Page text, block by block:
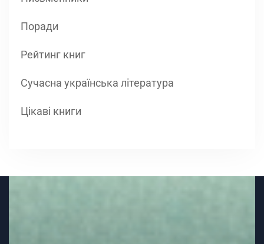
Поради
Рейтинг книг
Сучасна українська література
Цікаві книги